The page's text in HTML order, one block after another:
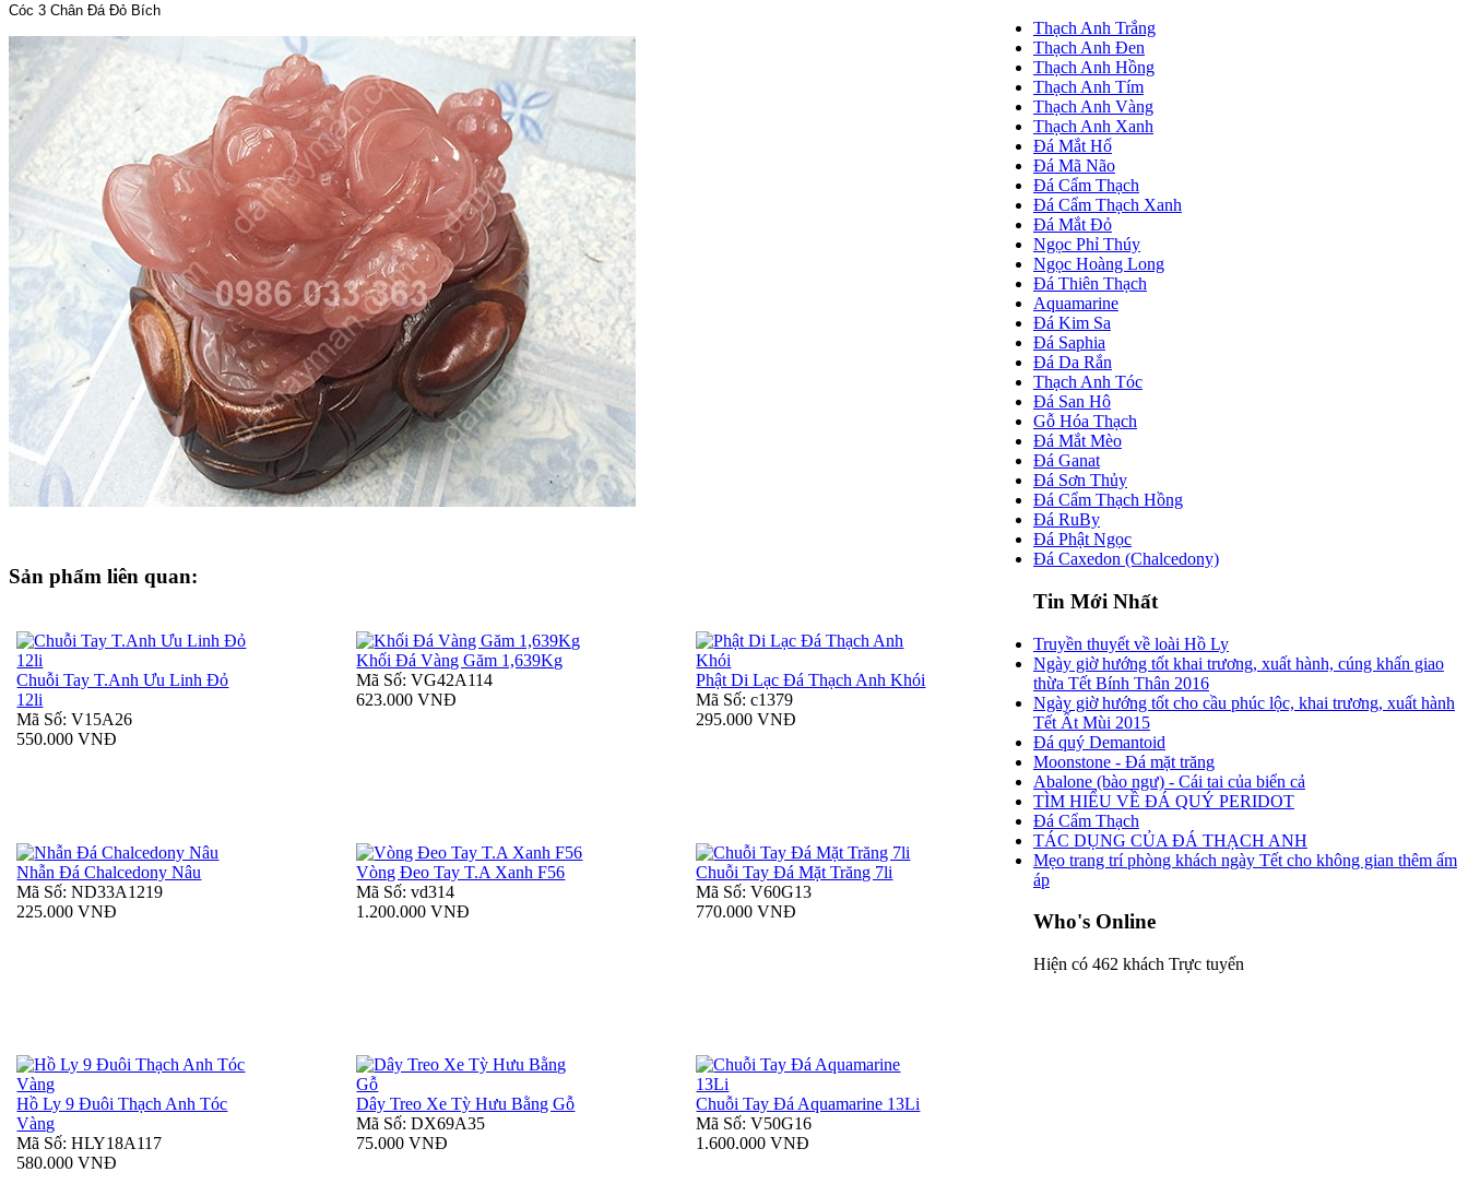
Cóc 3 Chân Đá Đỏ Bích
Sản phẩm liên quan:
Chuỗi Tay T.Anh Ưu Linh Đỏ
12li
Mã Số: V15A26
550.000 VNĐ
Khối Đá Vàng Găm 1,639Kg
Mã Số: VG42A114
623.000 VNĐ
Phật Di Lạc Đá Thạch Anh Khói
Mã Số: c1379
295.000 VNĐ
Nhẫn Đá Chalcedony Nâu
Mã Số: ND33A1219
225.000 VNĐ
Vòng Đeo Tay T.A Xanh F56
Mã Số: vd314
1.200.000 VNĐ
Chuỗi Tay Đá Mặt Trăng 7li
Mã Số: V60G13
770.000 VNĐ
Hồ Ly 9 Đuôi Thạch Anh Tóc
Vàng
Mã Số: HLY18A117
580.000 VNĐ
Dây Treo Xe Tỳ Hưu Bằng Gỗ
Mã Số: DX69A35
75.000 VNĐ
Chuỗi Tay Đá Aquamarine 13Li
Mã Số: V50G16
1.600.000 VNĐ
Thạch Anh Trắng
Thạch Anh Đen
Thạch Anh Hồng
Thạch Anh Tím
Thạch Anh Vàng
Thạch Anh Xanh
Đá Mắt Hổ
Đá Mã Não
Đá Cẩm Thạch
Đá Cẩm Thạch Xanh
Đá Mắt Đỏ
Ngọc Phỉ Thúy
Ngọc Hoàng Long
Đá Thiên Thạch
Aquamarine
Đá Kim Sa
Đá Saphia
Đá Da Rắn
Thạch Anh Tóc
Đá San Hô
Gỗ Hóa Thạch
Đá Mắt Mèo
Đá Ganat
Đá Sơn Thủy
Đá Cẩm Thạch Hồng
Đá RuBy
Đá Phật Ngọc
Đá Caxedon (Chalcedony)
Tin Mới Nhất
Truyền thuyết về loài Hồ Ly
Ngày giờ hướng tốt khai trương, xuất hành, cúng khấn giao
thừa Tết Bính Thân 2016
Ngày giờ hướng tốt cho cầu phúc lộc, khai trương, xuất hành
Tết Ất Mùi 2015
Đá quý Demantoid
Moonstone - Đá mặt trăng
Abalone (bào ngư) - Cái tai của biển cả
TÌM HIỂU VỀ ĐÁ QUÝ PERIDOT
Đá Cẩm Thạch
TÁC DỤNG CỦA ĐÁ THẠCH ANH
Mẹo trang trí phòng khách ngày Tết cho không gian thêm ấm
áp
Who's Online
Hiện có 462 khách Trực tuyến